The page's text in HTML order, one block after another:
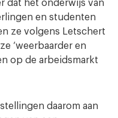
dat het onderwijs van
en studenten
ze volgens Letschert
‘weerbaarder en
op de arbeidsmarkt
daarom aan